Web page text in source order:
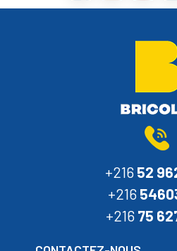
+216 52
+216
+216 75